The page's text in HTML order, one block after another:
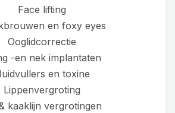
Face lifting
en foxy eyes
Ooglidcorrectie
-en nek implantaten
en toxine
Lippenvergroting
kaaklijn vergrotingen